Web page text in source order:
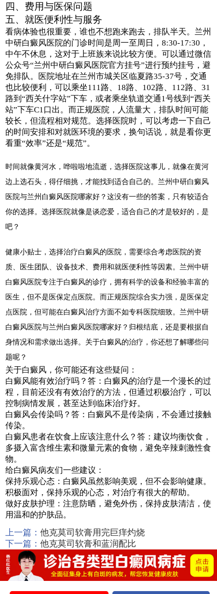
四、费用与医保问题
五、就医便利性与服务
看病体验也很重要，谁也不想跑来跑去，排队半天。兰州
中研白癜风医院的门诊时间是周一至周日，8:30-17:30，
中午不休息，这对于上班族来说比较方便。可以通过微信
公众号“兰州中研白癜风医院官方挂号”进行预约挂号，避
免排队。医院地址在兰州市城关区临夏路35-37号，交通
也比较便利，可以乘坐111路、18路、102路、112路、31
路到“西关什字站”下车，或者乘坐轨道交通1号线到“西关
站”下车C1口出。而正规医院，人流量大，排队时间可能
较长，但流程相对规范。选择医院时，可以考虑一下自己
的时间安排和对就医环境的要求，换句话说，就是看你更
看重“效率”还是“规范”。
时间就像黄河水，哗啦啦地流逝，选择医院这事儿，就像在黄河
边上选石头，得仔细挑，才能找到适合自己的。兰州中研白癜风
医院与兰州白癜风医院哪家好？这没有一些的答案，只有较适合
你的选择。选择医院就像是谈恋爱，适合自己的才是较好的，是
吧？
健康小贴士，选择治疗白癜风的医院，需要综合考虑医院的资
质、医生团队、设备技术、费用和就医便利性等因素。兰州中研
白癜风医院专注于白癜风的诊疗，拥有科学的设备和经验丰富的
医生，但不是医保定点医院。而正规医院综合实力强，是医保定
点医院，但可能在白癜风治疗方面不如专科医院细致。兰州中研
白癜风医院与兰州白癜风医院哪家好？归根结底，还是要根据自
身情况和需求做出选择。关于白癜风的治疗，你还想了解哪些问
题呢？
关于白癜风，你可能还有这些疑问：
白癜风能有效治疗吗？答：白癜风的治疗是一个漫长的过
程，目前还没有有效治疗的方法，但通过积极治疗，可以
控制病情发展，甚至达到临床治疗好。
白癜风会传染吗？答：白癜风不是传染病，不会通过接触
传染。
白癜风患者在饮食上应该注意什么？答：建议均衡饮食，
多摄入富含维生素和微量元素的食物，避免辛辣刺激性食
物。
给白癜风病友们一些建议：
保持乐观心态：白癜风虽然影响美观，但不会影响健康。
积极面对，保持乐观的心态，对治疗有很大的帮助。
做好皮肤护理：注意防晒，避免外伤，保持皮肤清洁，使
用温和的护肤品。
上一篇：他克莫司软膏用完巨痒灼烧
下一篇：他克莫司软膏和蓝润配比